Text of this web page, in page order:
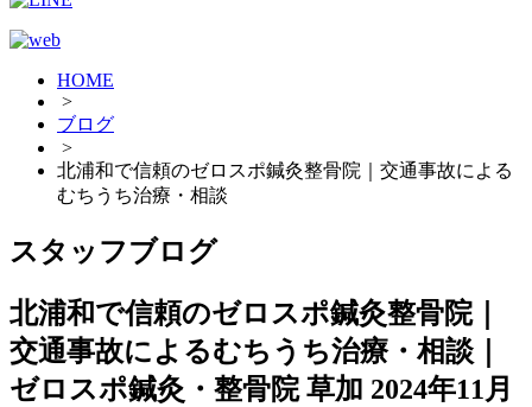
HOME
>
ブログ
>
北浦和で信頼のゼロスポ鍼灸整骨院｜交通事故による
むちうち治療・相談
スタッフブログ
北浦和で信頼のゼロスポ鍼灸整骨院｜
交通事故によるむちうち治療・相談｜
ゼロスポ鍼灸・整骨院 草加 2024年11月